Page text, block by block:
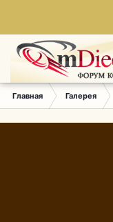
Главная Галерея